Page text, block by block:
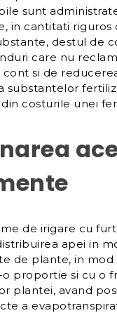
sunt
in cantitati riguros
destul de
care nu
cont si de
substantelor
costurile unei
de irigare cu
apei in
de plante, in mod
proportie si cu o
plantei, avand
a